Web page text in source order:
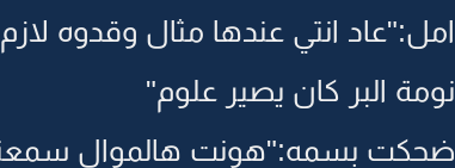
امل:"عاد انتي عندها مثال وقدوه
نومة البر كان يصير علوم"
ضحكت بسمه:"هونت هالموال